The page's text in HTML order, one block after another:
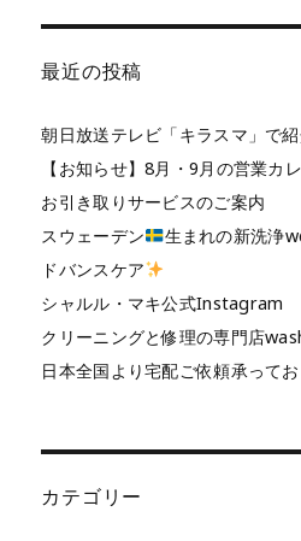
最近の投稿
朝日放送テレビ「キラスマ」で
【お知らせ】8月・9月の営業カ
お引き取りサービスのご案内
スウェーデン
生まれの新洗浄
ドバンスケア
シャルル・マキ公式Instagram
クリーニングと修理の専門店
日本全国より宅配ご依頼承って
カテゴリー